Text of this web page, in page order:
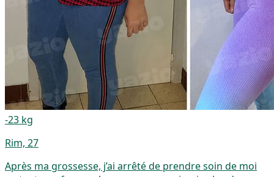
-23 kg
Rim, 27
Après ma grossesse, j’ai arrêté de prendre soin de moi